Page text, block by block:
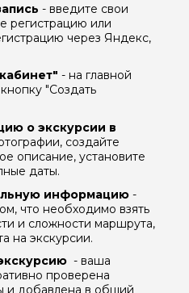
- введите свои
регистрацию или
через Яндекс,
- на главной
"Создать
о экскурсии в
создайте
описание, установите
даты.
информацию -
что необходимо взять
и сложности маршрута,
на экскурсии.
- ваша
проверена
и добавлена в общий
обработку персональных